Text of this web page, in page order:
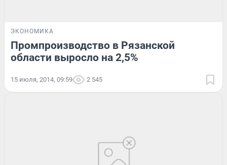
ЭКОНОМИКА
Промпроизводство в Рязанской
области выросло на 2,5%
15 июля, 2014, 09:59 2 545